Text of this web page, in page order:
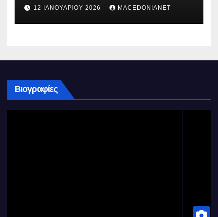
12 ΙΑΝΟΥΑΡΊΟΥ 2026 MACEDONIANET
Βιογραφίες